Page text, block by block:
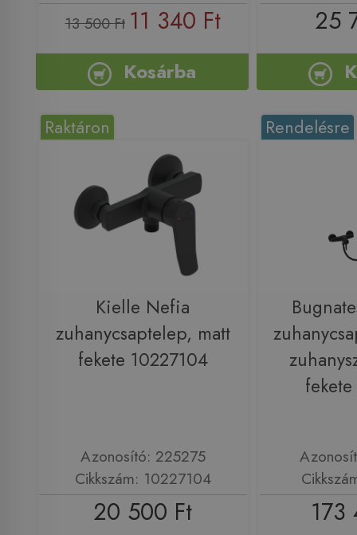
13 500 Ft 11 340 Ft
Kosárba
25
Raktáron
Kielle Nefia
zuhanycsaptelep, matt
fekete 10227104
Azonosító: 225275
Cikkszám: 10227104
20 500 Ft
Rendelésre
173